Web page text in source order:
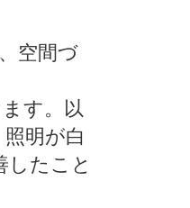
空間づ
す。以
明が白
たこと